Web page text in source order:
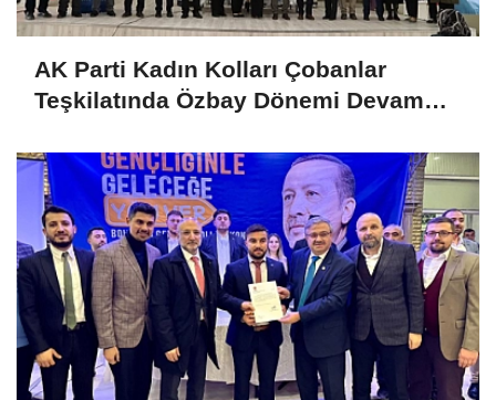
AK Parti Kadın Kolları Çobanlar
Teşkilatında Özbay Dönemi Devam